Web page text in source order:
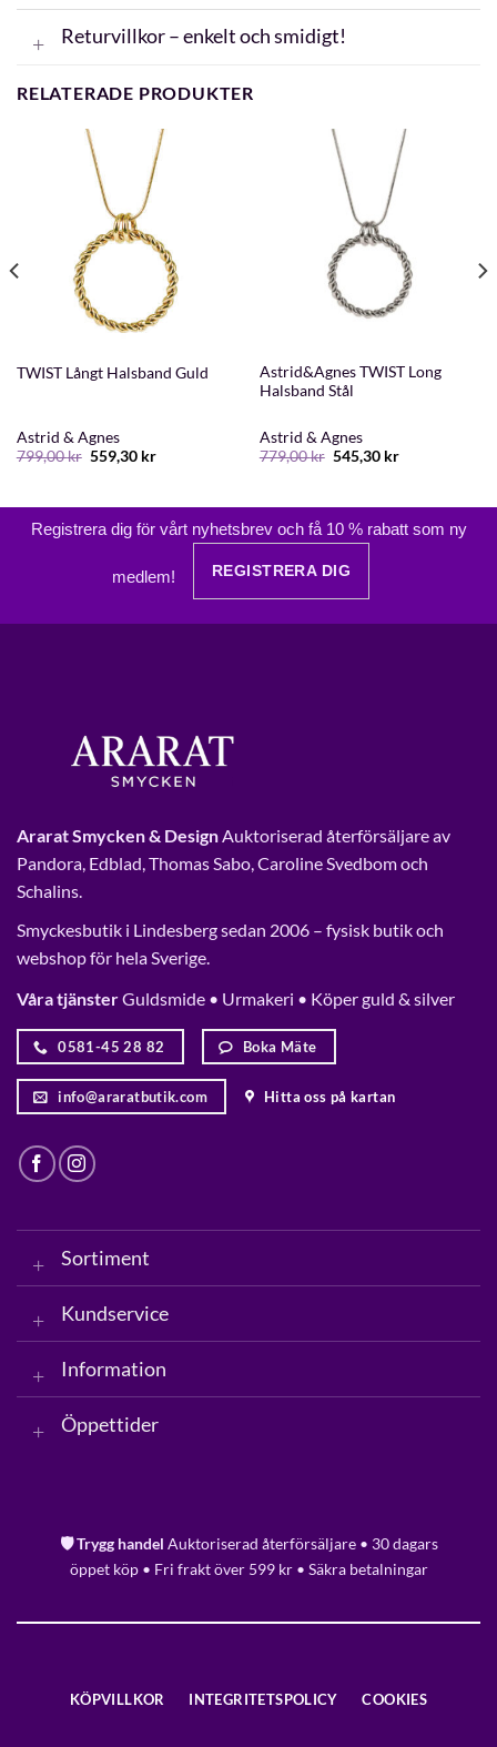
Returvillkor – enkelt och smidigt!
RELATERADE PRODUKTER
TWIST Långt Halsband Guld
Astrid & Agnes
799,00kr Det
ursprungliga
799,00 kr.
559,30 krDet
559,30 kr.
Astrid&Agnes TWIST Long
Halsband Stål
Astrid & Agnes
779,00kr Det
ursprungliga
779,00 kr.
545,30 krDet
545,30 kr.
Registrera dig för vårt nyhetsbrev och få 10 % rabatt som ny
medlem! REGISTRERA DIG
Ararat Smycken & DesignAuktoriserad återförsäljare av
Pandora, Edblad, Thomas Sabo, Caroline Svedbom och
Schalins.
Smyckesbutik i Lindesberg sedan 2006 – fysisk butik och
webshop för hela Sverige.
Våra tjänsterGuldsmide • Urmakeri • Köper guld & silver
0581-45 28 82 Boka Mäte
info@araratbutik.com Hitta oss på kartan
Sortiment
Kundservice
Information
Öppettider
🛡️ Trygg handel Auktoriserad återförsäljare • 30 dagars
öppet köp • Fri frakt över 599 kr • Säkra betalningar
KÖPVILLKOR INTEGRITETSPOLICY COOKIES